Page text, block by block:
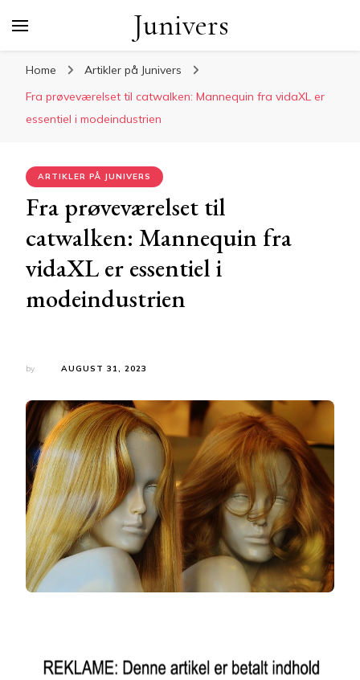
Junivers
Home
Artikler på Junivers
Fra prøveværelset til catwalken: Mannequin fra vidaXL er
essentiel i modeindustrien
ARTIKLER PÅ JUNIVERS
Fra prøveværelset til
catwalken: Mannequin fra
vidaXL er essentiel i
modeindustrien
by AUGUST 31, 2023